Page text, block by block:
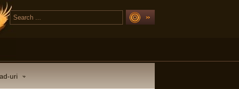
uri